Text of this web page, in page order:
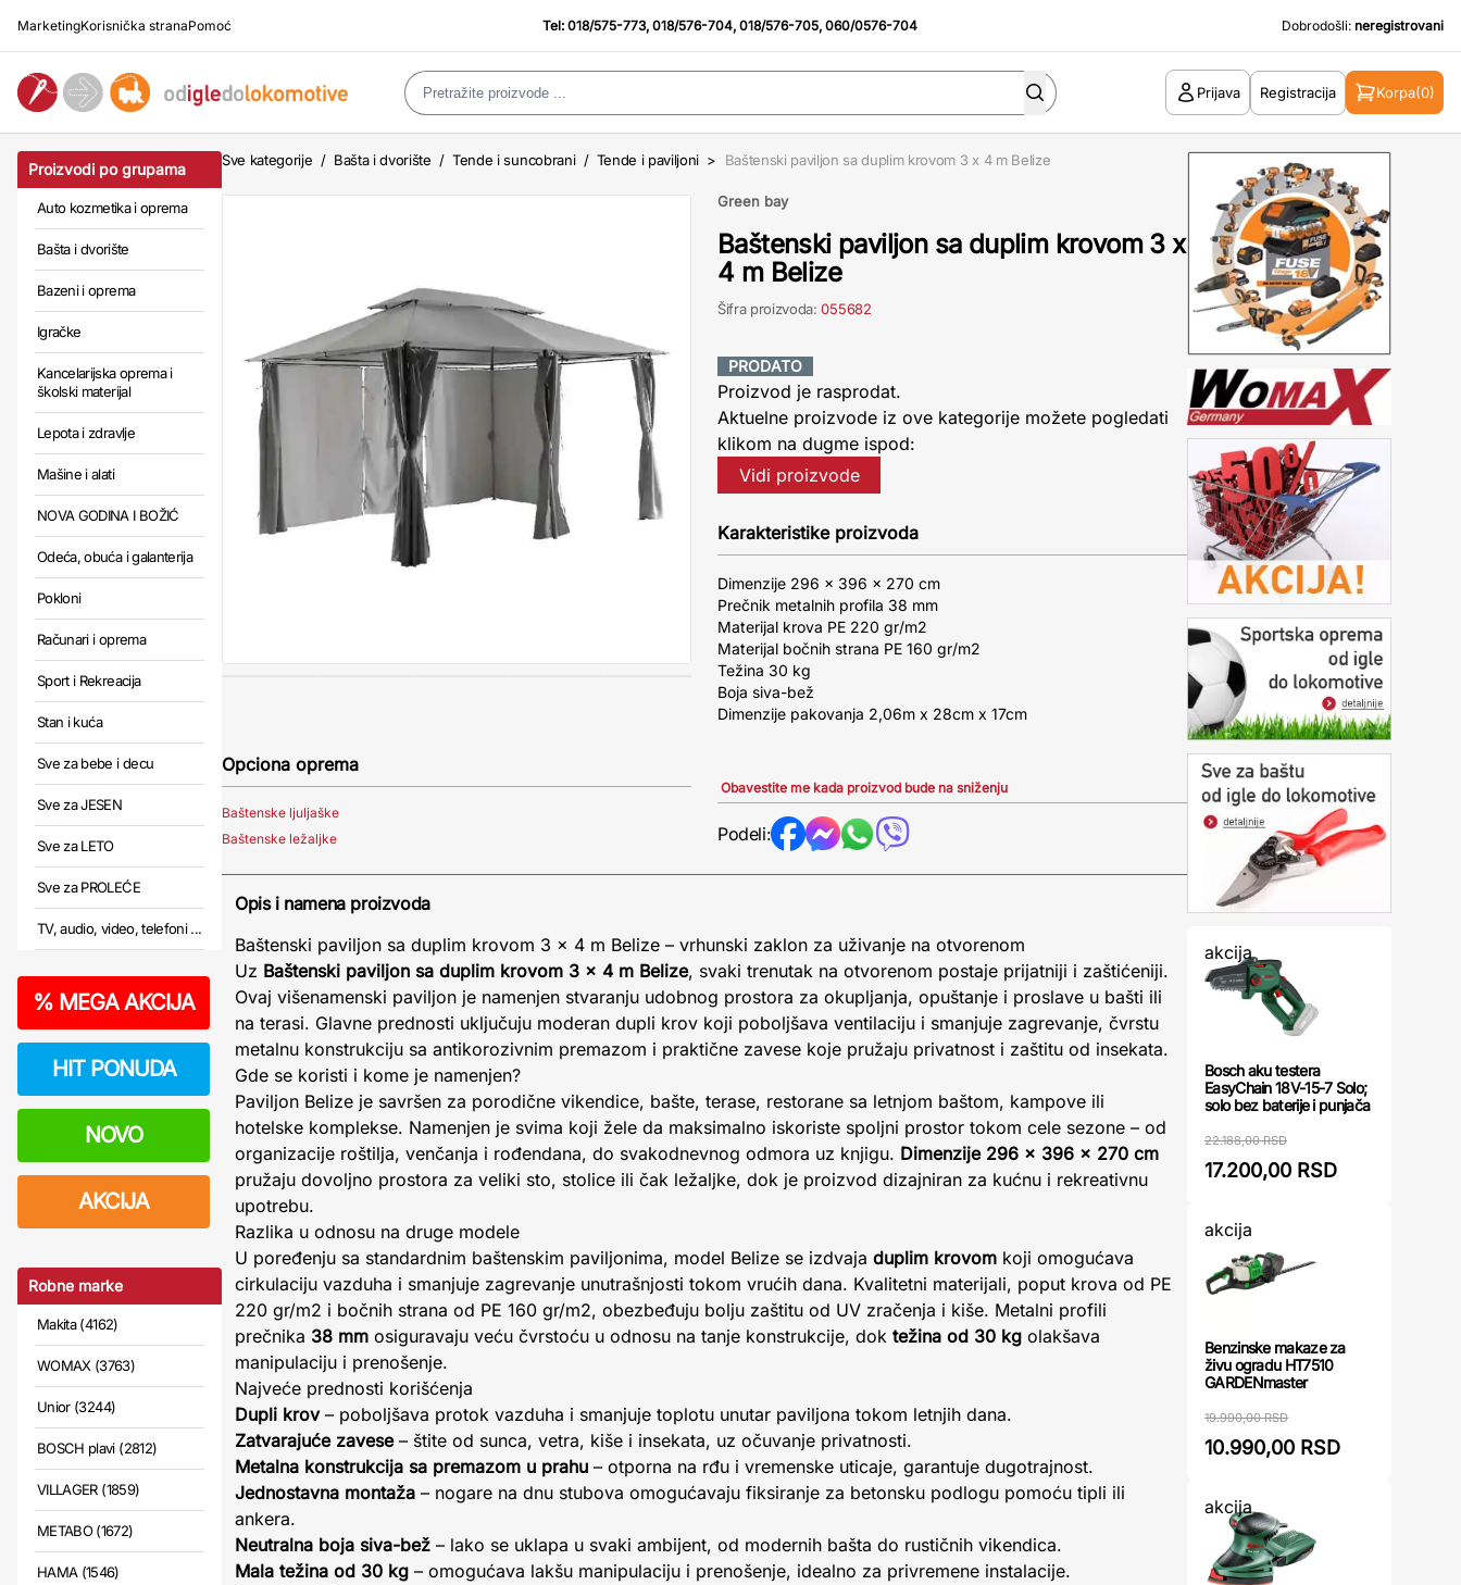
MarketingKorisnička stranaPomoć Tel:018/575-773,018/576-704,018/576-705,060/0576-704 Dobrodošli: neregistrovani
Prijava Registracija Korpa(0)
Proizvodi po grupama
Auto kozmetika i oprema
Bašta i dvorište
Bazeni i oprema
Igračke
Kancelarijska oprema i
školski materijal
Lepota i zdravlje
Mašine i alati
NOVA GODINA I BOŽIĆ
Odeća, obuća i galanterija
Pokloni
Računari i oprema
Sport i Rekreacija
Stan i kuća
Sve za bebe i decu
Sve za JESEN
Sve za LETO
Sve za PROLEĆE
TV, audio, video, telefoni ...
% MEGA AKCIJA
HIT PONUDA
NOVO
AKCIJA
Robne marke
Makita (4162)
WOMAX (3763)
Unior (3244)
BOSCH plavi (2812)
VILLAGER (1859)
METABO (1672)
HAMA (1546)
Sve kategorije / Bašta i dvorište / Tende i suncobrani / Tende i paviljoni > Baštenski paviljon sa duplim krovom 3 x 4 m Belize
Opciona oprema
Baštenske ljuljaške
Baštenske ležaljke
Green bay
Baštenski paviljon sa duplim krovom 3 x
4 m Belize
Šifra proizvoda:055682
PRODATO
Proizvod je rasprodat.
Aktuelne proizvode iz ove kategorije možete pogledati
klikom na dugme ispod:
Vidi proizvode
Karakteristike proizvoda
Dimenzije 296 x 396 x 270 cm
Prečnik metalnih profila 38 mm
Materijal krova PE 220 gr/m2
Materijal bočnih strana PE 160 gr/m2
Težina 30 kg
Boja siva-bež
Dimenzije pakovanja 2,06m x 28cm x 17cm
Obavestite me kada proizvod bude na sniženju
Podeli:
Opis i namena proizvoda
Baštenski paviljon sa duplim krovom 3 x 4 m Belize – vrhunski zaklon za uživanje na otvorenom
Uz Baštenski paviljon sa duplim krovom 3 x 4 m Belize, svaki trenutak na otvorenom postaje prijatniji i zaštićeniji.
Ovaj višenamenski paviljon je namenjen stvaranju udobnog prostora za okupljanja, opuštanje i proslave u bašti ili
na terasi. Glavne prednosti uključuju moderan dupli krov koji poboljšava ventilaciju i smanjuje zagrevanje, čvrstu
metalnu konstrukciju sa antikorozivnim premazom i praktične zavese koje pružaju privatnost i zaštitu od insekata.
Gde se koristi i kome je namenjen?
Paviljon Belize je savršen za porodične vikendice, bašte, terase, restorane sa letnjom baštom, kampove ili
hotelske komplekse. Namenjen je svima koji žele da maksimalno iskoriste spoljni prostor tokom cele sezone – od
organizacije roštilja, venčanja i rođendana, do svakodnevnog odmora uz knjigu. Dimenzije 296 x 396 x 270 cm
pružaju dovoljno prostora za veliki sto, stolice ili čak ležaljke, dok je proizvod dizajniran za kućnu i rekreativnu
upotrebu.
Razlika u odnosu na druge modele
U poređenju sa standardnim baštenskim paviljonima, model Belize se izdvaja duplim krovom koji omogućava
cirkulaciju vazduha i smanjuje zagrevanje unutrašnjosti tokom vrućih dana. Kvalitetni materijali, poput krova od PE
220 gr/m2 i bočnih strana od PE 160 gr/m2, obezbeđuju bolju zaštitu od UV zračenja i kiše. Metalni profili
prečnika 38 mm osiguravaju veću čvrstoću u odnosu na tanje konstrukcije, dok težina od 30 kg olakšava
manipulaciju i prenošenje.
Najveće prednosti korišćenja
Dupli krov– poboljšava protok vazduha i smanjuje toplotu unutar paviljona tokom letnjih dana.
Zatvarajuće zavese– štite od sunca, vetra, kiše i insekata, uz očuvanje privatnosti.
Metalna konstrukcija sa premazom u prahu – otporna na rđu i vremenske uticaje, garantuje dugotrajnost.
Jednostavna montaža – nogare na dnu stubova omogućavaju fiksiranje za betonsku podlogu pomoću tipli ili
ankera.
Neutralna boja siva-bež – lako se uklapa u svaki ambijent, od modernih bašta do rustičnih vikendica.
Mala težina od 30 kg – omogućava lakšu manipulaciju i prenošenje, idealno za privremene instalacije.
akcija
Bosch aku testera
EasyChain 18V-15-7 Solo;
solo bez baterije i punjača
22.188,00 RSD
17.200,00 RSD
akcija
Benzinske makaze za
živu ogradu HT7510
GARDENmaster
19.990,00 RSD
10.990,00 RSD
akcija